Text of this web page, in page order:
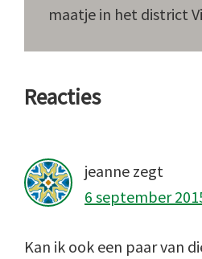
maatje in het district
Lees
Reacties
jeanne zegt
6 september
Kan ik ook een paar van